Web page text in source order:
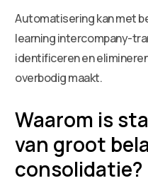
Automatisering kan met
learning intercompany-
identificeren en
overbodig maakt.
Waarom is
van groot
consolidatie?